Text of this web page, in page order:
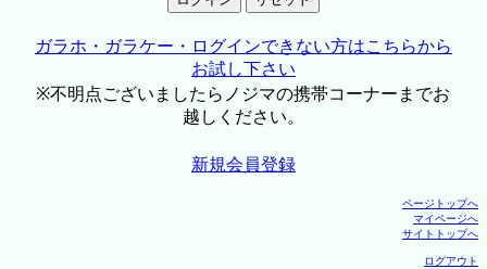
ガラホ・ガラケー・ログインできない方はこちらから
お試し下さい
※不明点ございましたらノジマの携帯コーナーまでお
越しください。
新規会員登録
ページトップへ
マイページへ
サイトトップへ
ログアウト